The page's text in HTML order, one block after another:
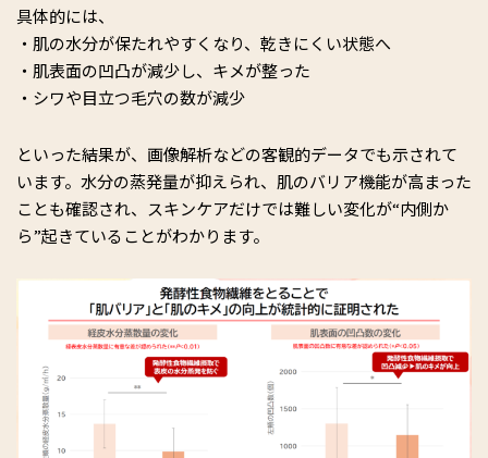
具体的には、
・肌の水分が保たれやすくなり、乾きにくい状態へ
・肌表面の凹凸が減少し、キメが整った
・シワや目立つ毛穴の数が減少
といった結果が、画像解析などの客観的データでも示されて
います。水分の蒸発量が抑えられ、肌のバリア機能が高まった
ことも確認され、スキンケアだけでは難しい変化が“内側か
ら”起きていることがわかります。